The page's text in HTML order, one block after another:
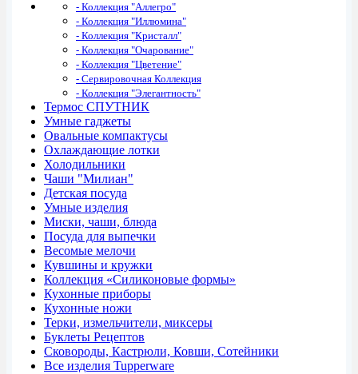
- Коллекция "Аллегро"
- Коллекция "Иллюмина"
- Коллекция "Кристалл"
- Коллекция "Очарование"
- Коллекция "Цветение"
- Сервировочная Коллекция
- Коллекция "Элегантность"
Термос СПУТНИК
Умные гаджеты
Овальные компактусы
Охлаждающие лотки
Холодильники
Чаши "Милиан"
Детская посуда
Умные изделия
Миски, чаши, блюда
Посуда для выпечки
Весомые мелочи
Кувшины и кружки
Коллекция «Силиконовые формы»
Кухонные приборы
Кухонные ножи
Терки, измельчители, миксеры
Буклеты Рецептов
Сковороды, Кастрюли, Ковши, Сотейники
Все изделия Tupperware